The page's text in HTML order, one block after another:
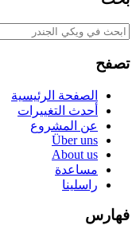
تصفح
الصفحة الرئيسية
أحدث التغييرات
عن المشروع
Über uns
About us
مساعدة
راسلينا
فهارس